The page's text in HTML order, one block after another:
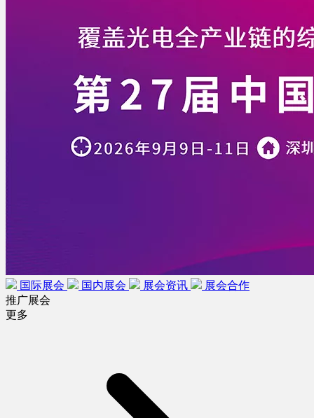
国际展会 国内展会 展会资讯
展会合作
推广展会
更多